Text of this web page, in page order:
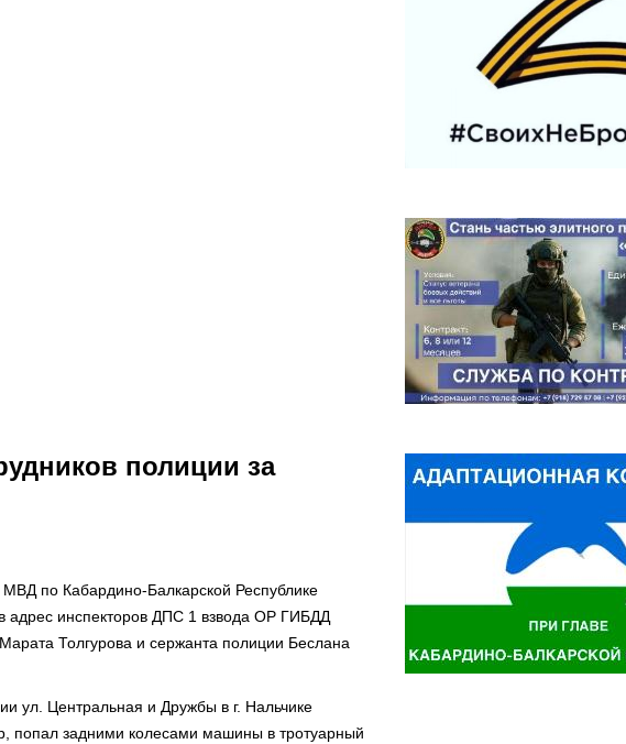
полиции за
по Кабардино-Балкарской Республике
адрес инспекторов ДПС 1 взвода ОР ГИБДД
Толгурова и сержанта полиции Беслана
ул. Центральная и Дружбы в г. Нальчике
попал задними колесами машины в тротуарный